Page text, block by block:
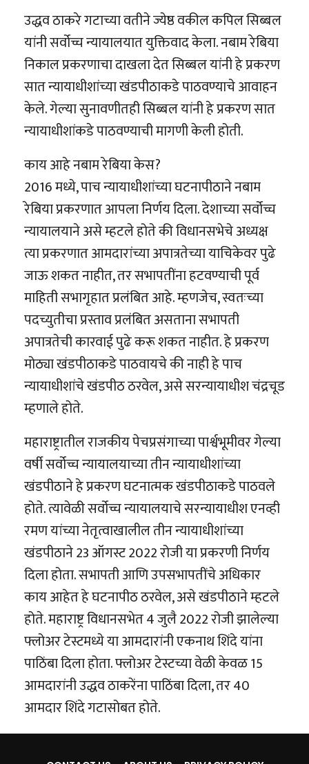
उद्धव ठाकरे गटाच्या वतीने ज्येष्ठ वकील कपिल सिब्बल
यांनी सर्वोच्च न्यायालयात युक्तिवाद केला. नबाम रेबिया
निकाल प्रकरणाचा दाखला देत सिब्बल यांनी हे प्रकरण
सात न्यायाधीशांच्या खंडपीठाकडे पाठवण्याचे आवाहन
केले. गेल्या सुनावणीतही सिब्बल यांनी हे प्रकरण सात
न्यायाधीशांकडे पाठवण्याची मागणी केली होती.
काय आहे नबाम रेबिया केस?
2016 मध्ये, पाच न्यायाधीशांच्या घटनापीठाने नबाम
रेबिया प्रकरणात आपला निर्णय दिला. देशाच्या सर्वोच्च
न्यायालयाने असे म्हटले होते की विधानसभेचे अध्यक्ष
त्या प्रकरणात आमदारांच्या अपात्रतेच्या याचिकेवर पुढे
जाऊ शकत नाहीत, तर सभापतींना हटवण्याची पूर्व
माहिती सभागृहात प्रलंबित आहे. म्हणजेच, स्वतःच्या
पदच्युतीचा प्रस्ताव प्रलंबित असताना सभापती
अपात्रतेची कारवाई पुढे करू शकत नाहीत. हे प्रकरण
मोठ्या खंडपीठाकडे पाठवायचे की नाही हे पाच
न्यायाधीशांचे खंडपीठ ठरवेल, असे सरन्यायाधीश चंद्रचूड
म्हणाले होते.
महाराष्ट्रातील राजकीय पेचप्रसंगाच्या पार्श्वभूमीवर गेल्या
वर्षी सर्वोच्च न्यायालयाच्या तीन न्यायाधीशांच्या
खंडपीठाने हे प्रकरण घटनात्मक खंडपीठाकडे पाठवले
होते. त्यावेळी सर्वोच्च न्यायालयाचे सरन्यायाधीश एनव्ही
रमण यांच्या नेतृत्वाखालील तीन न्यायाधीशांच्या
खंडपीठाने 23 ऑगस्ट 2022 रोजी या प्रकरणी निर्णय
दिला होता. सभापती आणि उपसभापतींचे अधिकार
काय आहेत हे घटनापीठ ठरवेल, असे खंडपीठाने म्हटले
होते. महाराष्ट्र विधानसभेत 4 जुलै 2022 रोजी झालेल्या
फ्लोअर टेस्टमध्ये या आमदारांनी एकनाथ शिंदे यांना
पाठिंबा दिला होता. फ्लोअर टेस्टच्या वेळी केवळ 15
आमदारांनी उद्धव ठाकरेंना पाठिंबा दिला, तर 40
आमदार शिंदे गटासोबत होते.